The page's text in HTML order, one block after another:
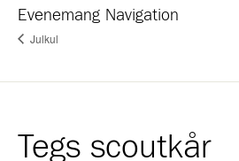
Evenemang Navigation
Julkul
Tegs scoutkår